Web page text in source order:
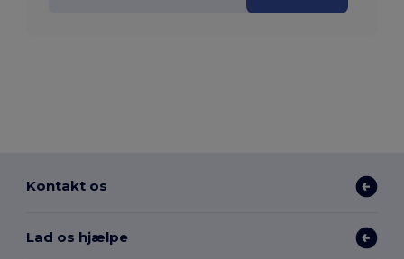
Kontakt os
Lad os hjælpe